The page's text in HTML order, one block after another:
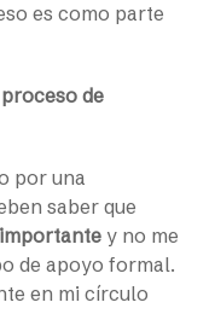
es como parte
de
por una
saber que
y no me
de apoyo formal.
en mi círculo